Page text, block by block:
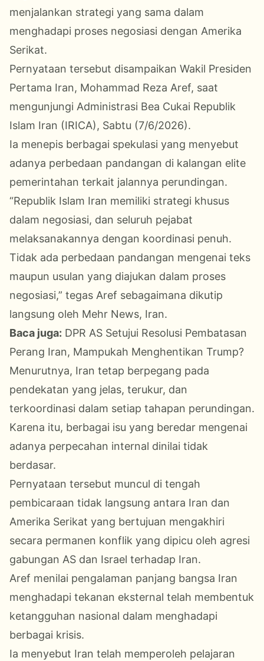
menjalankan strategi yang sama dalam
menghadapi proses negosiasi dengan Amerika
Serikat.
Pernyataan tersebut disampaikan Wakil Presiden
Pertama Iran, Mohammad Reza Aref, saat
mengunjungi Administrasi Bea Cukai Republik
Islam Iran (IRICA), Sabtu (7/6/2026).
Ia menepis berbagai spekulasi yang menyebut
adanya perbedaan pandangan di kalangan elite
pemerintahan terkait jalannya perundingan.
“Republik Islam Iran memiliki strategi khusus
dalam negosiasi, dan seluruh pejabat
melaksanakannya dengan koordinasi penuh.
Tidak ada perbedaan pandangan mengenai teks
maupun usulan yang diajukan dalam proses
negosiasi,” tegas Aref sebagaimana dikutip
langsung oleh Mehr News, Iran.
Baca juga: DPR AS Setujui Resolusi Pembatasan
Perang Iran, Mampukah Menghentikan Trump?
Menurutnya, Iran tetap berpegang pada
pendekatan yang jelas, terukur, dan
terkoordinasi dalam setiap tahapan perundingan.
Karena itu, berbagai isu yang beredar mengenai
adanya perpecahan internal dinilai tidak
berdasar.
Pernyataan tersebut muncul di tengah
pembicaraan tidak langsung antara Iran dan
Amerika Serikat yang bertujuan mengakhiri
secara permanen konflik yang dipicu oleh agresi
gabungan AS dan Israel terhadap Iran.
Aref menilai pengalaman panjang bangsa Iran
menghadapi tekanan eksternal telah membentuk
ketangguhan nasional dalam menghadapi
berbagai krisis.
Ia menyebut Iran telah memperoleh pelajaran